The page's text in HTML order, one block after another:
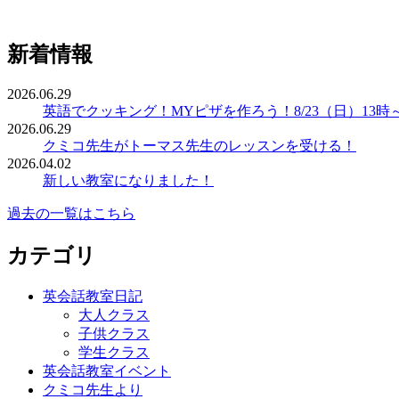
新着情報
2026.06.29
英語でクッキング！MYピザを作ろう！8/23（日）13時
2026.06.29
クミコ先生がトーマス先生のレッスンを受ける！
2026.04.02
新しい教室になりました！
過去の一覧はこちら
カテゴリ
英会話教室日記
大人クラス
子供クラス
学生クラス
英会話教室イベント
クミコ先生より